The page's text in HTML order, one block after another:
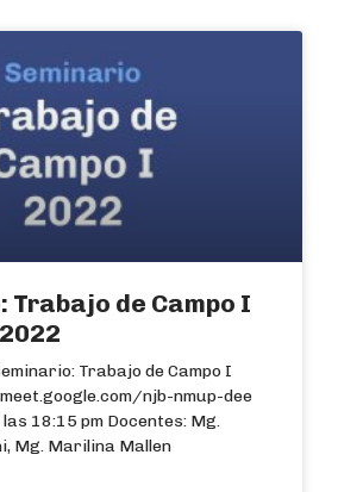
Trabajo de Campo I
Trabajo de Campo I
njb-nmup-dee
18:15 pm Docentes: Mg.
Mg. Marilina Mallen